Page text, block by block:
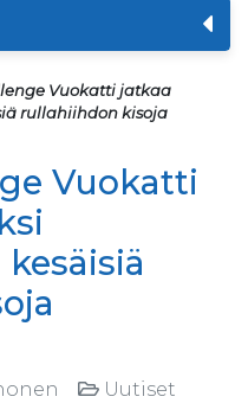
Vuokatti jatkaa
rullahiihdon kisoja
Vuokatti
Uutiset